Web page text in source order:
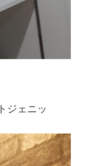
ジェニッ